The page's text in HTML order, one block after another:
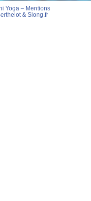
Yoga – Mentions
& Slong.fr